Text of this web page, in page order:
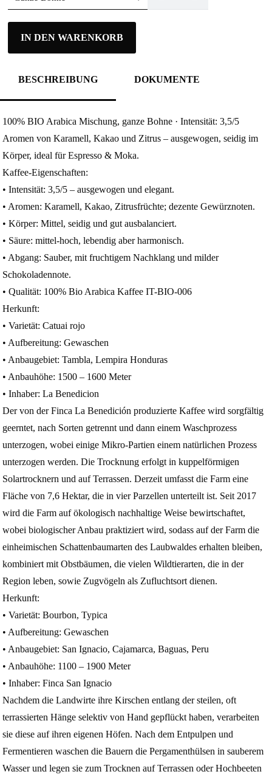
IN DEN WARENKORB
BESCHREIBUNG DOKUMENTE
100% BIO Arabica Mischung, ganze Bohne · Intensität: 3,5/5
Aromen von Karamell, Kakao und Zitrus – ausgewogen, seidig im
Körper, ideal für Espresso & Moka.
Kaffee-Eigenschaften:
• Intensität: 3,5/5 – ausgewogen und elegant.
• Aromen: Karamell, Kakao, Zitrusfrüchte; dezente Gewürznoten.
• Körper: Mittel, seidig und gut ausbalanciert.
• Säure: mittel‑hoch, lebendig aber harmonisch.
• Abgang: Sauber, mit fruchtigem Nachklang und milder
Schokoladennote.
• Qualität: 100% Bio Arabica Kaffee IT-BIO-006
Herkunft:
• Varietät: Catuai rojo
• Aufbereitung: Gewaschen
• Anbaugebiet: Tambla, Lempira Honduras
• Anbauhöhe: 1500 – 1600 Meter
• Inhaber: La Benedicion
Der von der Finca La Benedición produzierte Kaffee wird sorgfältig
geerntet, nach Sorten getrennt und dann einem Waschprozess
unterzogen, wobei einige Mikro-Partien einem natürlichen Prozess
unterzogen werden. Die Trocknung erfolgt in kuppelförmigen
Solartrocknern und auf Terrassen. Derzeit umfasst die Farm eine
Fläche von 7,6 Hektar, die in vier Parzellen unterteilt ist. Seit 2017
wird die Farm auf ökologisch nachhaltige Weise bewirtschaftet,
wobei biologischer Anbau praktiziert wird, sodass auf der Farm die
einheimischen Schattenbaumarten des Laubwaldes erhalten bleiben,
kombiniert mit Obstbäumen, die vielen Wildtierarten, die in der
Region leben, sowie Zugvögeln als Zufluchtsort dienen.
Herkunft:
• Varietät: Bourbon, Typica
• Aufbereitung: Gewaschen
• Anbaugebiet: San Ignacio, Cajamarca, Baguas, Peru
• Anbauhöhe: 1100 – 1900 Meter
• Inhaber: Finca San Ignacio
Nachdem die Landwirte ihre Kirschen entlang der steilen, oft
terrassierten Hänge selektiv von Hand gepflückt haben, verarbeiten
sie diese auf ihren eigenen Höfen. Nach dem Entpulpen und
Fermentieren waschen die Bauern die Pergamenthülsen in sauberem
Wasser und legen sie zum Trocknen auf Terrassen oder Hochbeeten